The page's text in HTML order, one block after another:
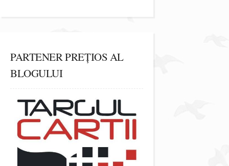
PARTENER PREȚIOS AL
BLOGULUI